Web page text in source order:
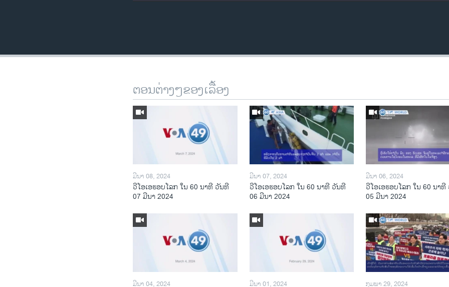
ຕອນຕ່າງໆຂອງເລື້ອງ
ມີນາ 08, 2024
ວີໂອເອຮອບໂລກ ໃນ 60 ນາທີ ວັນທີ
07 ມີນາ 2024
ມີນາ 07, 2024
ວີໂອເອຮອບໂລກ ໃນ 60 ນາທີ ວັນທີ
06 ມີນາ 2024
ມີນາ 06, 2024
ວີໂອເອຮອບໂລກ ໃນ 60 ນາ
05 ມີນາ 2024
ມີນາ 04, 2024 ມີນາ 01, 2024 ກຸມພາ 29, 2024